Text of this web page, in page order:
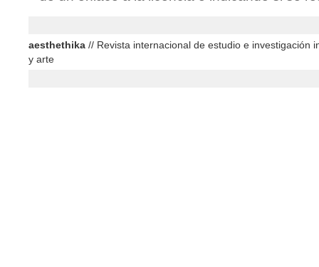
aesthethika // Revista internacional de estudio e investigación
y arte